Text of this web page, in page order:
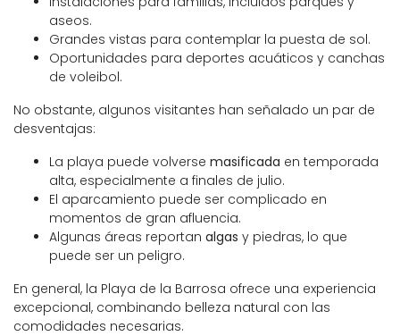
aseos.
Grandes vistas para contemplar la puesta de sol.
Oportunidades para deportes acuáticos y canchas
de voleibol.
No obstante, algunos visitantes han señalado un par de
desventajas:
La playa puede volverse masificada en temporada
alta, especialmente a finales de julio.
El aparcamiento puede ser complicado en
momentos de gran afluencia.
Algunas áreas reportan algas y piedras, lo que
puede ser un peligro.
En general, la Playa de la Barrosa ofrece una experiencia
excepcional, combinando belleza natural con las
comodidades necesarias.